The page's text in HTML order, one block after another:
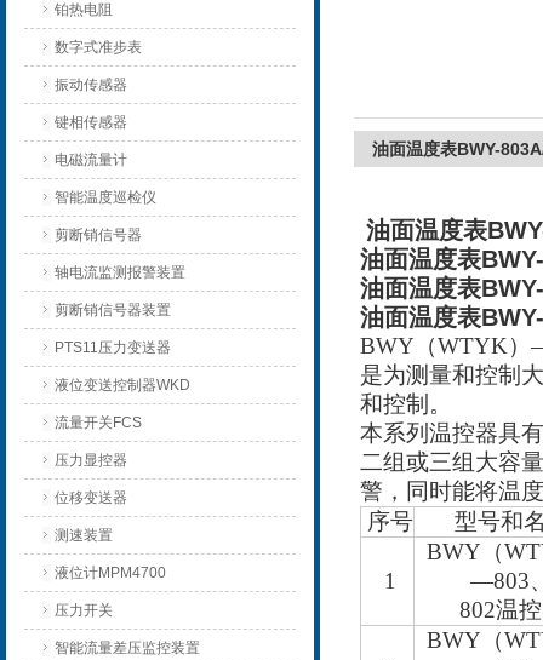
铂热电阻
数字式准步表
振动传感器
键相传感器
电磁流量计
智能温度巡检仪
剪断销信号器
轴电流监测报警装置
剪断销信号器装置
PTS11压力变送器
液位变送控制器WKD
流量开关FCS
压力显控器
位移变送器
测速装置
液位计MPM4700
压力开关
智能流量差压监控装置
油面温度表BWY-
油面温度表
油面温度表
油面温度表
油面温度表
BWY （WTYK）
是为测量和控制
和控制。
本系列温控器具
二组或三组大容
警，同时能将温
序号
型号和
1
BWY （
—803
802温
BWY （